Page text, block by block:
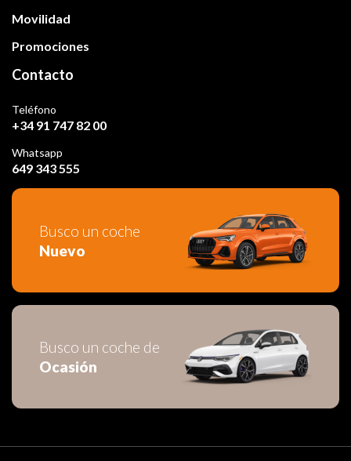
Movilidad
Promociones
Contacto
Teléfono
+34 91 747 82 00
Whatsapp
649 343 555
Busco un coche
Nuevo
Busco un coche de
Ocasión